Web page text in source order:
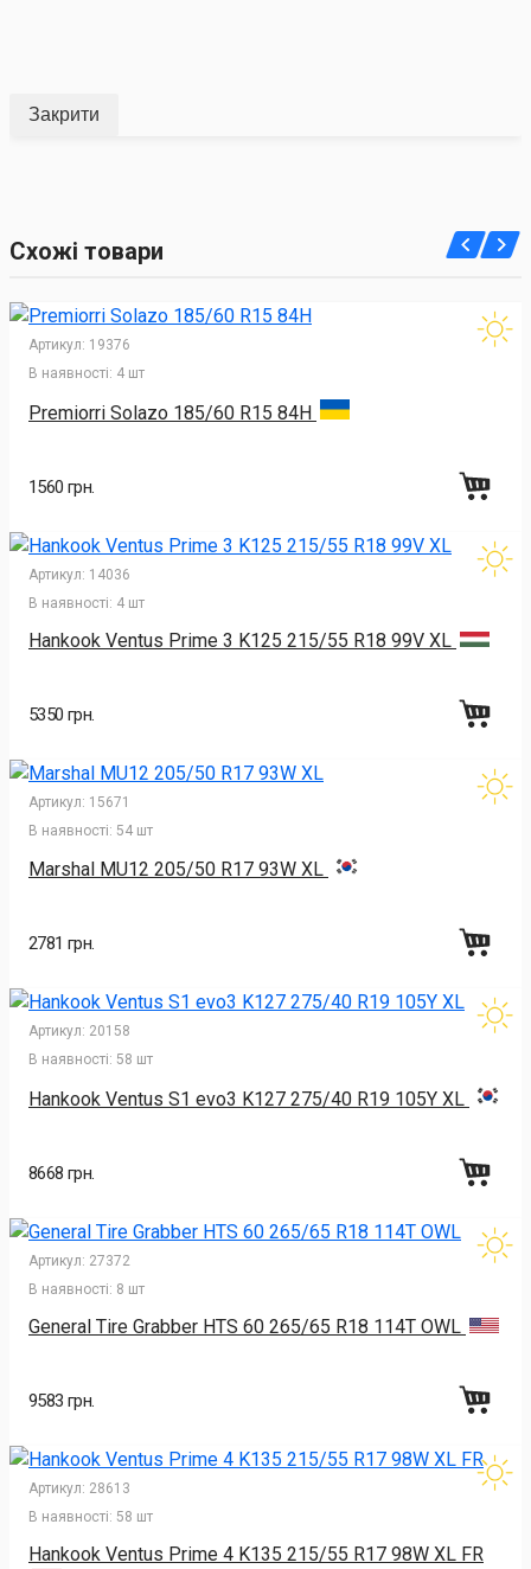
Закрити
Схожі товари
Артикул: 19376
В наявності: 4 шт
Premiorri Solazo 185/60 R15 84H
1560 грн.
Артикул: 14036
В наявності: 4 шт
Hankook Ventus Prime 3 K125 215/55 R18 99V XL
5350 грн.
Артикул: 15671
В наявності: 54 шт
Marshal MU12 205/50 R17 93W XL
2781 грн.
Артикул: 20158
В наявності: 58 шт
Hankook Ventus S1 evo3 K127 275/40 R19 105Y XL
8668 грн.
Артикул: 27372
В наявності: 8 шт
General Tire Grabber HTS 60 265/65 R18 114T OWL
9583 грн.
Артикул: 28613
В наявності: 58 шт
Hankook Ventus Prime 4 K135 215/55 R17 98W XL FR